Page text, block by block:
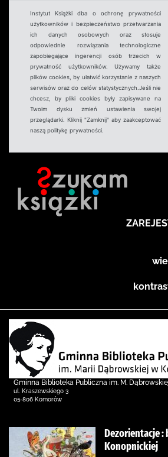
Instytut Książki dba o ochronę prywatności
użytkowników i bezpieczeństwo przetwarzania
ich danych osobowych oraz stosuje
odpowiednie rozwiązania technologiczne
zapobiegające ingerencji osób trzecich w
prywatność użytkowników. Używamy także
plików cookies, by ułatwić korzystanie z naszych
serwisów oraz do celów statystycznych.Jeśli nie
chcesz, by pliki cookies były zapisywane na
Twoim dysku zmień ustawienia swojej
przeglądarki. Kliknij "Zamknij" aby zaakceptować
naszą politykę prywatności.
Gminna Biblioteka Publiczna im. M.
ul. Kraszewskiego 3
05-806 Komorów
Dezorientacje :
Konopnickiej